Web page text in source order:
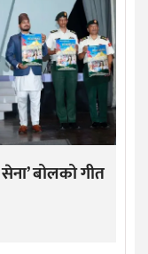
सेना’ बोलको गीत